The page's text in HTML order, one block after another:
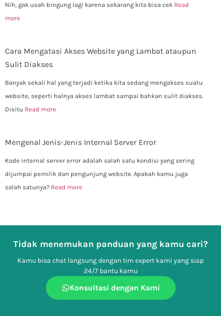
Nih, gak usah bingung lagi karena sekarang kita bisa cek Read
more
Cara Mengatasi Akses Website yang Lambat ataupun
Sulit Diakses
Banyak sekali hal yang terjadi ketika kita sedang mengakses suatu
website, seperti halnya akses lambat sampai bahkan sulit diakses.
Disitu Read more
Mengenal Jenis-Jenis Internal Server Error
Kode internal server error adalah salah satu kondisi yang sering
dijumpai pemilik dan pengunjung website. Apakah kamu juga
salah satunya? Read more
Tidak menemukan panduan yang kamu cari?
Kamu bisa chat langsung dengan tim expert kami yang siap
24/7 bantu kamu
Konsultasi dengan Kami